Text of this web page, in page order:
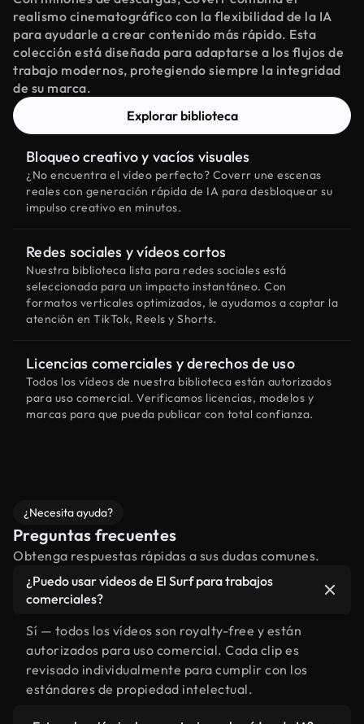
realismo cinematográfico con la flexibilidad de la IA
para ayudarle a crear contenido más rápido. Esta
colección está diseñada para adaptarse a los flujos de
trabajo modernos, protegiendo siempre la integridad
de su marca.
Explorar biblioteca
Bloqueo creativo y vacíos visuales
¿No encuentra el vídeo perfecto? Coverr une escenas
reales con generación rápida de IA para desbloquear su
impulso creativo en minutos.
Redes sociales y vídeos cortos
Nuestra biblioteca lista para redes sociales está
seleccionada para un impacto instantáneo. Con
formatos verticales optimizados, le ayudamos a captar la
atención en TikTok, Reels y Shorts.
Licencias comerciales y derechos de uso
Todos los vídeos de nuestra biblioteca están autorizados
para uso comercial. Verificamos licencias, modelos y
marcas para que pueda publicar con total confianza.
¿Necesita ayuda?
Preguntas frecuentes
Obtenga respuestas rápidas a sus dudas comunes.
¿Puedo usar vídeos de El Surf para trabajos
comerciales?
Sí — todos los vídeos son royalty-free y están
autorizados para uso comercial. Cada clip es
revisado individualmente para cumplir con los
estándares de propiedad intelectual.